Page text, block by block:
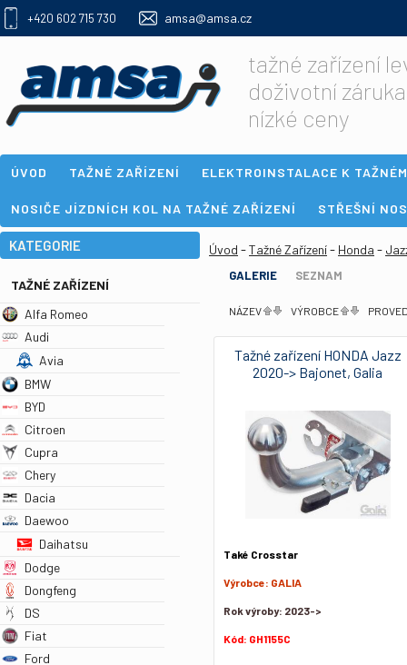
+420 602 715 730 amsa@amsa.cz
tažné zařízení
doživotní záruka
nízké ceny
ÚVOD TAŽNÉ ZAŘÍZENÍ ELEKTROINSTALACE K
NOSIČE JÍZDNÍCH KOL NA TAŽNÉ ZAŘÍZENÍ STŘEŠNÍ
KATEGORIE
TAŽNÉ ZAŘÍZENÍ
Alfa Romeo
Audi
Avia
BMW
BYD
Citroen
Cupra
Chery
Dacia
Daewoo
Daihatsu
Dodge
Dongfeng
DS
Fiat
Ford
Úvod -Tažné Zařízení- Honda -
GALERIE SEZNAM
NÁZEV VÝROBCE
Tažné zařízení HONDA Jazz
2020-> Bajonet, Galia
Také Crosstar
Výrobce: GALIA
Rok výroby: 2023->
Kód: GH1155C